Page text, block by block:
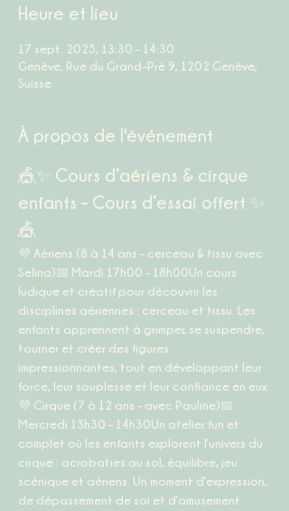
Heure et lieu
17 sept. 2025, 13:30 – 14:30
Genève, Rue du Grand-Pré 9, 1202 Genève,
Suisse
À propos de l'événement
🎪✨ Cours d’aériens & cirque
enfants – Cours d’essai offert ✨
🎪
💜 Aériens (8 à 14 ans – cerceau & tissu avec
Selina) 📅 Mardi 17h00 – 18h00Un cours
ludique et créatif pour découvrir les
disciplines aériennes : cerceau et tissu. Les
enfants apprennent à grimper, se suspendre,
tourner et créer des figures
impressionnantes, tout en développant leur
force, leur souplesse et leur confiance en eux.
💜 Cirque (7 à 12 ans – avec Pauline) 📅
Mercredi 13h30 – 14h30Un atelier fun et
complet où les enfants explorent l’univers du
cirque : acrobaties au sol, équilibre, jeu
scénique et aériens. Un moment d’expression,
de dépassement de soi et d’amusement